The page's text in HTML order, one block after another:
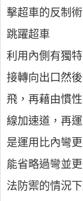
擊超車的反制
跳躍超車
利用內側有獨
接轉向出口然
飛，再藉由慣
線加速道，再
是運用比內彎
能省略過彎並
法防禦的情況